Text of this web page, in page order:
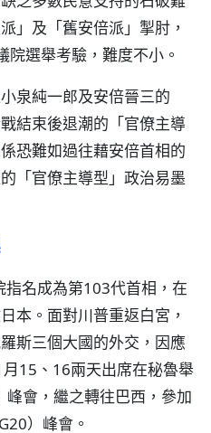
」及「舊安倍派」掣肘，
選舉考驗，難度不小。
泉純一郎及安倍晉三的
結束後退潮的「官僚主導
恐難如過往藉安倍首相的
「官僚主導型」政治易墨
名成為第103代首相，在
本。面對川普重返白宮，
斯三個大國的外交，因應
15、16兩天出席在秘魯舉
峰會，繼之轉往巴西，參加
）峰會。